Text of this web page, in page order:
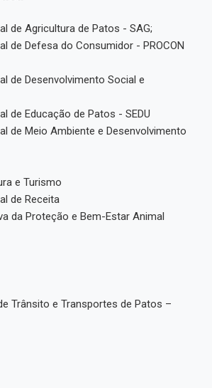
de Agricultura de Patos - SAG;
de Defesa do Consumidor - PROCON
de Desenvolvimento Social e
de Educação de Patos - SEDU
de Meio Ambiente e Desenvolvimento
e Turismo
de Receita
da Proteção e Bem-Estar Animal
Trânsito e Transportes de Patos –